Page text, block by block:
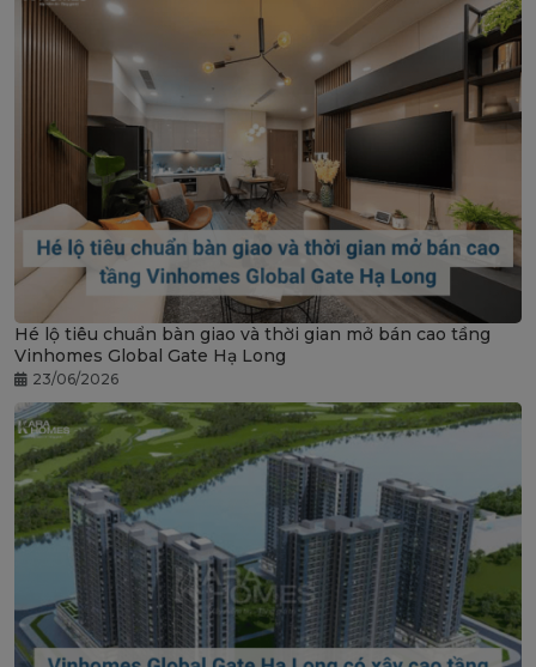
Hé lộ tiêu chuẩn bàn giao và thời gian mở bán cao tầng
Vinhomes Global Gate Hạ Long
23/06/2026